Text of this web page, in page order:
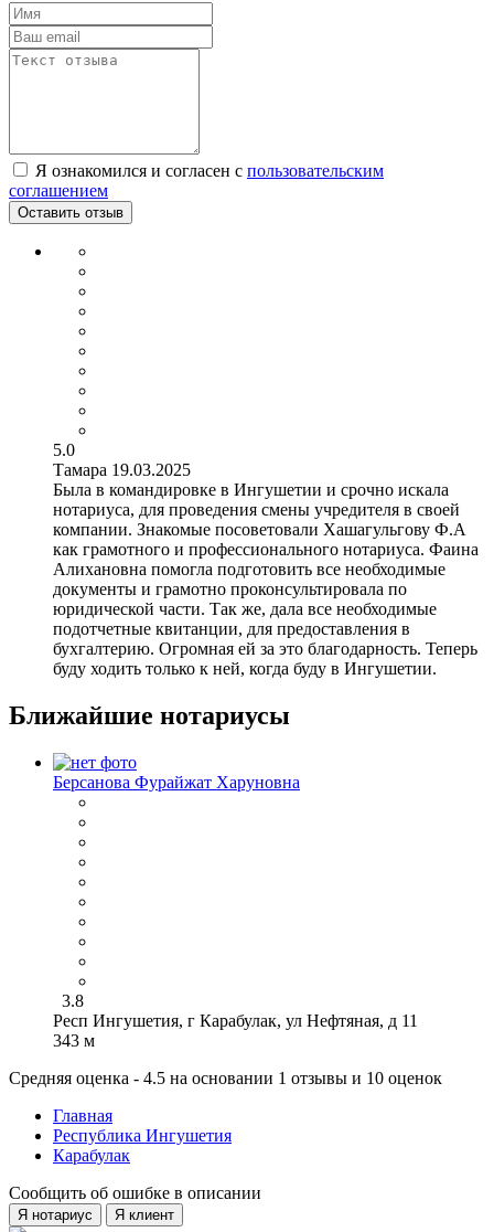
Я ознакомился и согласен с пользовательским
соглашением
Оставить отзыв
5.0
Тамара 19.03.2025
Была в командировке в Ингушетии и срочно искала
нотариуса, для проведения смены учредителя в своей
компании. Знакомые посоветовали Хашагульгову Ф.А
как грамотного и профессионального нотариуса. Фаина
Алихановна помогла подготовить все необходимые
документы и грамотно проконсультировала по
юридической части. Так же, дала все необходимые
подотчетные квитанции, для предоставления в
бухгалтерию. Огромная ей за это благодарность. Теперь
буду ходить только к ней, когда буду в Ингушетии.
Ближайшие нотариусы
Берсанова Фурайжат Харуновна
3.8
Респ Ингушетия, г Карабулак, ул Нефтяная, д 11
343 м
Средняя оценка - 4.5 на основании 1 отзывы и 10 оценок
Главная
Республика Ингушетия
Карабулак
Сообщить об ошибке в описании
Я нотариус Я клиент